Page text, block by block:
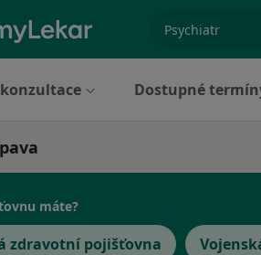
Dostupné
máte?
zdravotní pojišťovna